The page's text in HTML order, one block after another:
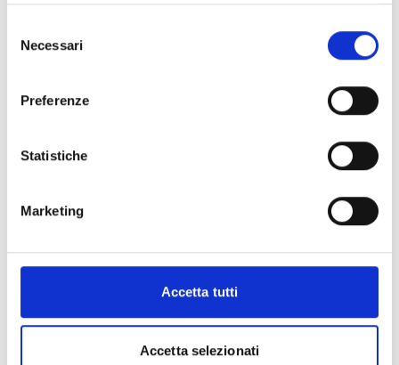
delNecessari
Preferenze
Statistiche
Marketing
Accetta tutti
Accetta selezionati
Prova gratis